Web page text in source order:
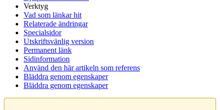
Verktyg
Vad som länkar hit
Relaterade ändringar
Specialsidor
Utskriftsvänlig version
Permanent länk
Sidinformation
Använd den här artikeln som referens
Bläddra genom egenskaper
Bläddra genom egenskaper